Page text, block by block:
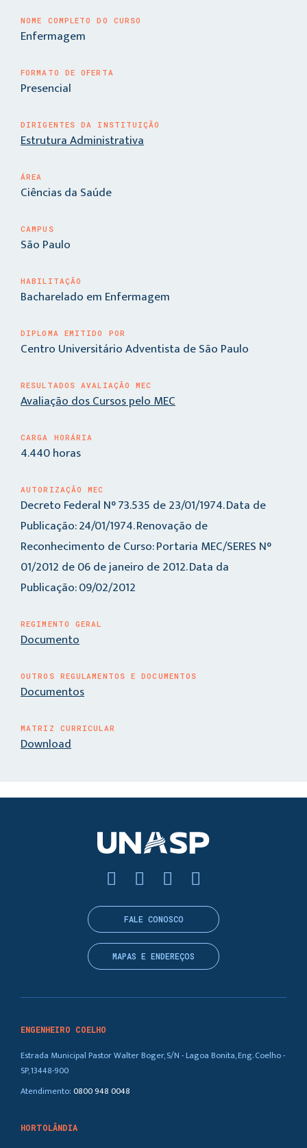
NOME COMPLETO DO CURSO
Enfermagem
FORMATO DE OFERTA
Presencial
DIRIGENTES DA INSTITUIÇÃO
Estrutura Administrativa
ÁREA
Ciências da Saúde
CAMPUS
São Paulo
HABILITAÇÃO
Bacharelado em Enfermagem
DIPLOMA EMITIDO POR
Centro Universitário Adventista de São Paulo
RESULTADOS AVALIAÇÃO MEC
Avaliação dos Cursos pelo MEC
CARGA HORÁRIA
4.440 horas
AUTORIZAÇÃO MEC
Decreto Federal N° 73.535 de 23/01/1974. Data de
Publicação: 24/01/1974. Renovação de
Reconhecimento de Curso: Portaria MEC/SERES N°
01/2012 de 06 de janeiro de 2012. Data da
Publicação: 09/02/2012
REGIMENTO GERAL
Documento
OUTROS REGULAMENTOS E DOCUMENTOS
Documentos
MATRIZ CURRICULAR
Download
ENGENHEIRO COELHO
Estrada Municipal Pastor Walter Boger, S/N - Lagoa Bonita, Eng. Coelho -
SP, 13448-900
Atendimento:0800 948 0048
HORTOLÂNDIA
FALE CONOSCO
MAPAS E ENDEREÇOS